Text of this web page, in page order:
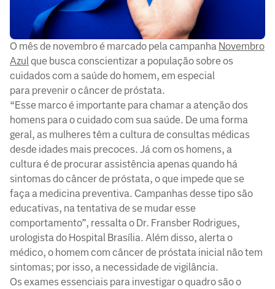
O mês de novembro é marcado pela campanha Novembro
Azulque busca conscientizar a população sobre os
cuidados com a saúde do homem, em especial
para prevenir o câncer de próstata.
“Esse marco é importante para chamar a atenção dos
homens para o cuidado com sua saúde. De uma forma
geral, as mulheres têm a cultura de consultas médicas
desde idades mais precoces. Já com os homens, a
cultura é de procurar assistência apenas quando há
sintomas do câncer de próstata, o que impede que se
faça a medicina preventiva. Campanhas desse tipo são
educativas, na tentativa de se mudar esse
comportamento”, ressalta o Dr. Fransber Rodrigues,
urologista do Hospital Brasília. Além disso, alerta o
médico, o homem com câncer de próstata inicial não tem
sintomas; por isso, a necessidade de vigilância.
Os exames essenciais para investigar o quadro são o